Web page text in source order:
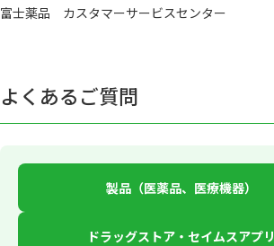
富士薬品 カスタマーサービスセンター
よくあるご質問
製品（医薬品、医療機器）
ドラッグストア・セイムスアプリ